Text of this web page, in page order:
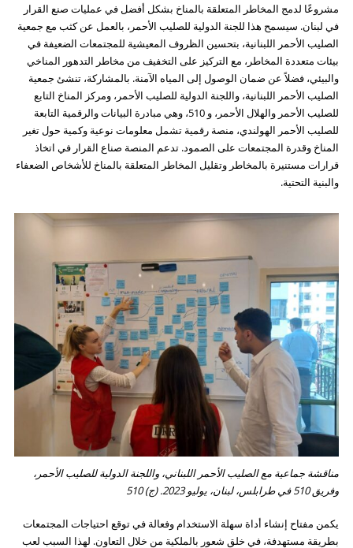
مشروعًا لدمج المخاطر المتعلقة بالمناخ بشكل أفضل في عمليات صنع القرار
في لبنان. سيسمح هذا للجنة الدولية للصليب الأحمر، بالعمل عن كثب مع جمعية
الصليب الأحمر اللبنانية، بتحسين الظروف المعيشية للمجتمعات الضعيفة في
بيئات متعددة المخاطر، مع التركيز على التخفيف من مخاطر التدهور المناخي
والبيئي، فضلاً عن ضمان الوصول إلى المياه الآمنة. بالمشاركة، تنشئ جمعية
الصليب الأحمر اللبنانية، واللجنة الدولية للصليب الأحمر، ومركز المناخ التابع
للصليب الأحمر والهلال الأحمر، و 510، وهي مبادرة البيانات والرقمية التابعة
للصليب الأحمر الهولندي، منصة رقمية تشمل معلومات نوعية وكمية حول تغير
المناخ وقدرة المجتمعات على الصمود. تدعم المنصة صناع القرار في اتخاذ
قرارات مستنيرة بالمخاطر وتقليل المخاطر المتعلقة بالمناخ للأشخاص الضعفاء
والبنية التحتية.
مناقشة جماعية مع الصليب الأحمر اللبناني، واللجنة الدولية للصليب الأحمر،
وفريق 510 في طرابلس، لبنان، يوليو 2023. (ج) 510
يكمن مفتاح إنشاء أداة سهلة الاستخدام وفعالة في توقع احتياجات المجتمعات
بطريقة مستهدفة، في خلق شعور بالملكية من خلال التعاون. لهذا السبب لعب